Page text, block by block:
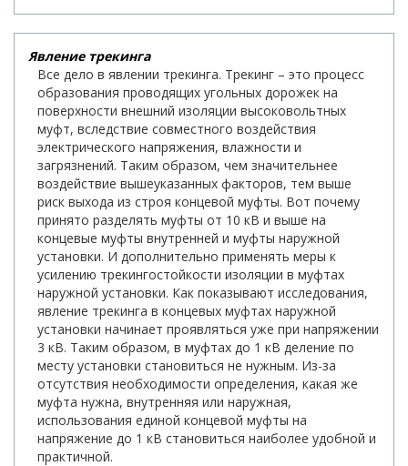
Явление трекинга
Все дело в явлении трекинга. Трекинг – это процесс
образования проводящих угольных дорожек на
поверхности внешний изоляции высоковольтных
муфт, вследствие совместного воздействия
электрического напряжения, влажности и
загрязнений. Таким образом, чем значительнее
воздействие вышеуказанных факторов, тем выше
риск выхода из строя концевой муфты. Вот почему
принято разделять муфты от 10 кВ и выше на
концевые муфты внутренней и муфты наружной
установки. И дополнительно применять меры к
усилению трекингостойкости изоляции в муфтах
наружной установки. Как показывают исследования,
явление трекинга в концевых муфтах наружной
установки начинает проявляться уже при напряжении
3 кВ. Таким образом, в муфтах до 1 кВ деление по
месту установки становиться не нужным. Из-за
отсутствия необходимости определения, какая же
муфта нужна, внутренняя или наружная,
использования единой концевой муфты на
напряжение до 1 кВ становиться наиболее удобной и
практичной.